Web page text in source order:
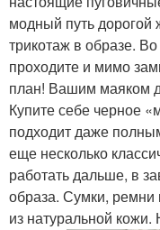
модный путь
трикотаж в образе.
проходите и мимо
план! Вашим маяком
Купите себе черное
подходит даже
еще несколько
работать дальше, в
образа. Сумки,
из натуральной кожи.